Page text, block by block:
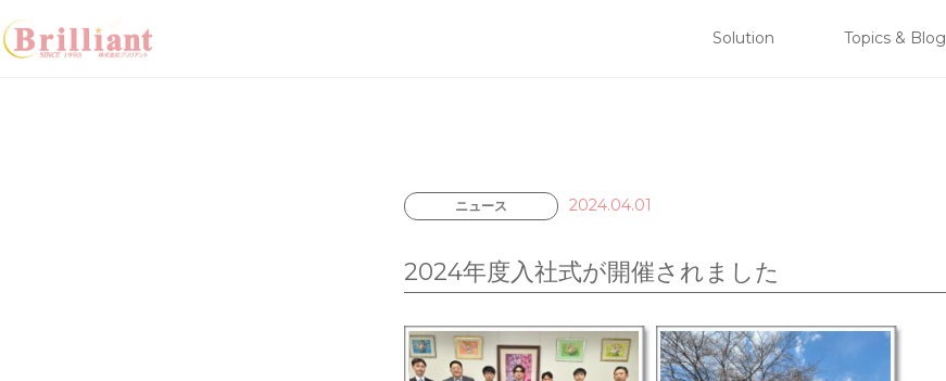
システム開発／東京・山梨 株式会社ブリリアントメインメニュー
コンテンツへスキップ
Solution Topics & Blog
ニュース 2024.04.01
2024年度入社式が開催されました